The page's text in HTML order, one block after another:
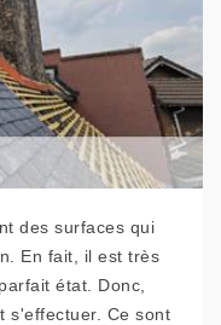
des surfaces qui
En fait, il est très
état. Donc,
s'effectuer. Ce sont